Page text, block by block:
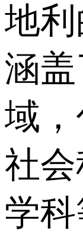
地
涵
域，
社
学